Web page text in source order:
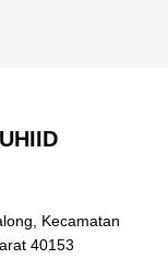
Kecamatan
40153